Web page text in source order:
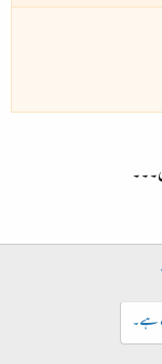
ہے۔